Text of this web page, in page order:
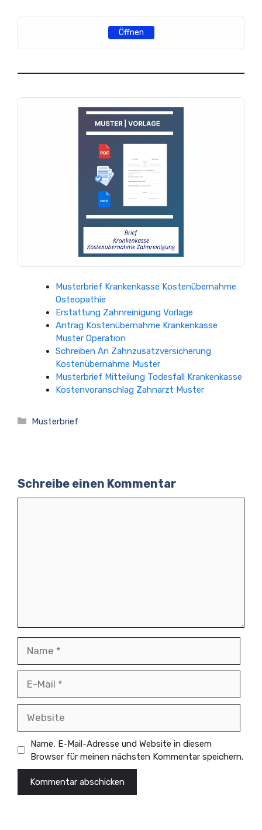
Öffnen
Musterbrief Krankenkasse Kostenübernahme
Osteopathie
Erstattung Zahnreinigung Vorlage
Antrag Kostenübernahme Krankenkasse
Muster Operation
Schreiben An Zahnzusatzversicherung
Kostenübernahme Muster
Musterbrief Mitteilung Todesfall Krankenkasse
Kostenvoranschlag Zahnarzt Muster
Kategorien
Musterbrief
Schreibe einen Kommentar
Mail
Name, E-Mail-Adresse und Website in diesem
Browser für meinen nächsten Kommentar speichern.